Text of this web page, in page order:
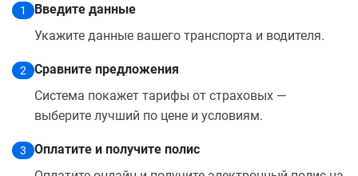
1
Введите данные
Укажите данные вашего транспорта и водителя.
2
Сравните предложения
Система покажет тарифы от страховых —
выберите лучший по цене и условиям.
3
Оплатите и получите полис